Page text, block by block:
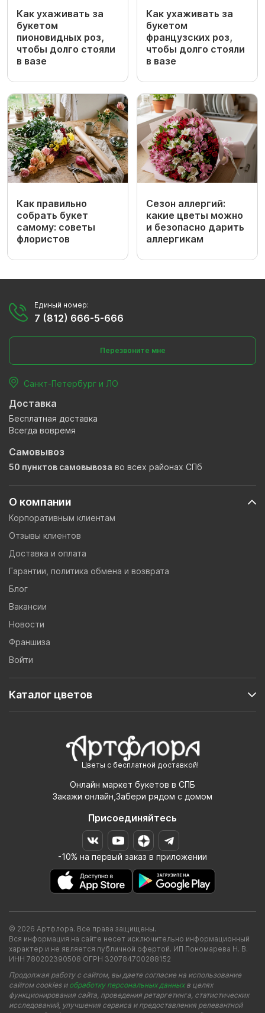
Как ухаживать за
букетом
пионовидных роз,
чтобы долго стояли
в вазе
Как ухаживать за
букетом
французских роз,
чтобы долго стояли
в вазе
Как правильно
собрать букет
самому: советы
флористов
Сезон аллергий:
какие цветы можно
и безопасно дарить
аллергикам
Цветы с бесплатной доставкой!
Онлайн маркет букетов в СПБ
Закажи онлайн,Забери рядом с домом
Присоединяйтесь
-10% на первый заказ в приложении
О компании
Корпоративным клиентам
Отзывы клиентов
Доставка и оплата
Гарантии, политика обмена и возврата
Блог
Вакансии
Новости
Франшиза
Войти
Каталог цветов
Единый номер:
7 (812) 666-5-666
Перезвоните мне
Санкт-Петербург и ЛО
Доставка
Бесплатная доставка
Всегда вовремя
Самовывоз
50 пунктов самовывоза во всех районах СПб
© 2026 Артфлора. Все права защищены.
Вся информация на сайте несет исключительно информационный
характер и не является публичной офертой. ИП Пономарева Н. В.
ИНН 780202390508 ОГРН 320784700288152
Продолжая работу с сайтом, вы даете согласие на использование
сайтом cookies и обработку персональных данныхв целях
функционирования сайта, проведения ретаргетинга, статистических
исследований, улучшения сервиса и предоставления релевантной